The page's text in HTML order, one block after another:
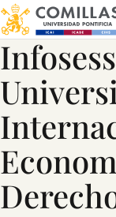
Máster en